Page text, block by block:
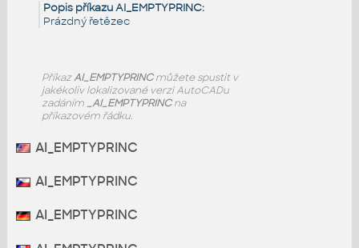
Popis příkazu AI_EMPTYPRINC:
Prázdný řetězec
PříkazAI_EMPTYPRINCmůžete spustit v
jakékoliv lokalizované verzi AutoCADu
zadáním _AI_EMPTYPRINCna
příkazovém řádku.
AI_EMPTYPRINC
AI_EMPTYPRINC
AI_EMPTYPRINC